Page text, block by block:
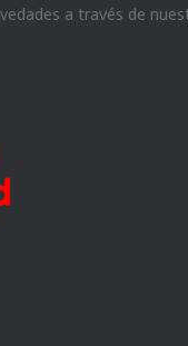
a través de